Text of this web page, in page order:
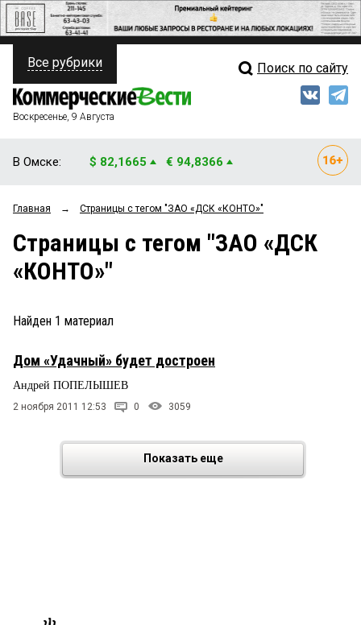
ПОЛИТИКА
ФИНАНСЫ
ОБЩЕСТВО
ЗАКОН
ПРОИСШЕСТВИЯ
СТИЛЬ ЖИЗНИ
Свежий выпуск
Мнения
Рейтинги
Все рубрики Поиск по сайту
Воскресенье, 9 Августа
В Омске: $ 82,1665 € 94,8366
Главная → Страницы c тегом "ЗАО «ДСК «КОНТО»"
Страницы c тегом "ЗАО «ДСК
«КОНТО»"
Найден 1 материал
Дом «Удачный» будет достроен
Андрей ПОПЕЛЫШЕВ
2 ноября 2011 12:53 0 3059
Показать еще